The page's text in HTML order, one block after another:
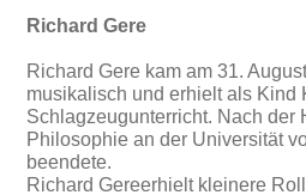
Richard Gere
Richard Gere kam am 31.
musikalisch und erhielt als Kind
Schlagzeugunterricht. Nach der
Philosophie an der Universität
beendete.
Richard Gereerhielt kleinere